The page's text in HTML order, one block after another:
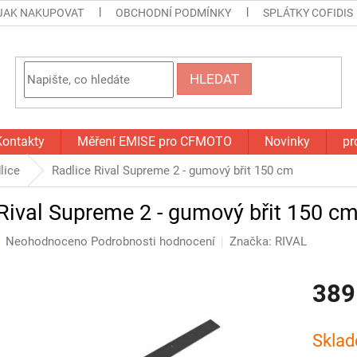
NAKUPOVAT OBCHODNÍ PODMÍNKY SPLÁTKY COFIDIS
HLEDAT
Měření EMISE pro CFMOTO Novinky
Radlice Rival Supreme 2 - gumový břit 150 cm
Supreme 2 - gumový břit 150 cm
Průměrné
Neohodnoceno Podrobnosti hodnocení Značka: RIVAL
cena: